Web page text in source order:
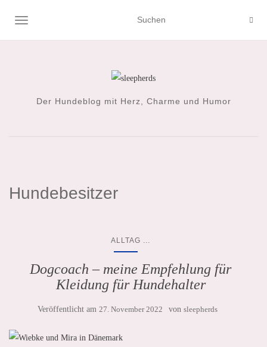
NAVIGATION UMSCHALTEN
Der Hundeblog mit Herz, Charme und Humor
Hundebesitzer
ALLTAG
Dogcoach – meine Empfehlung für
Kleidung für Hundehalter
Veröffentlicht am 27. November 2022 von sleepherds